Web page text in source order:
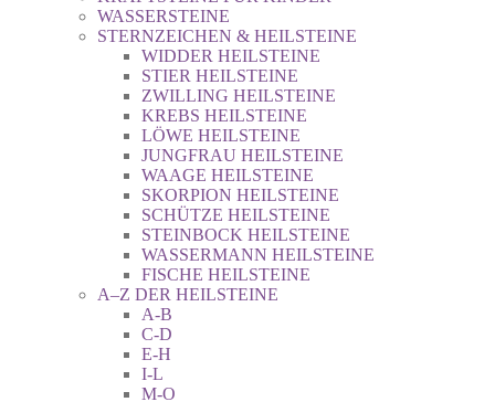
WASSERSTEINE
STERNZEICHEN & HEILSTEINE
WIDDER HEILSTEINE
STIER HEILSTEINE
ZWILLING HEILSTEINE
KREBS HEILSTEINE
LÖWE HEILSTEINE
JUNGFRAU HEILSTEINE
WAAGE HEILSTEINE
SKORPION HEILSTEINE
SCHÜTZE HEILSTEINE
STEINBOCK HEILSTEINE
WASSERMANN HEILSTEINE
FISCHE HEILSTEINE
A–Z DER HEILSTEINE
A-B
C-D
E-H
I-L
M-O